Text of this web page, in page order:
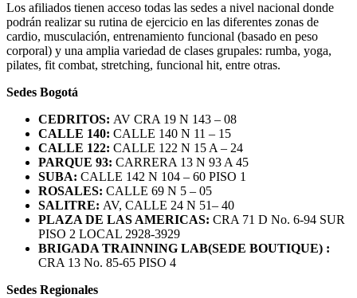
Los afiliados tienen acceso todas las sedes a nivel nacional donde
podrán realizar su rutina de ejercicio en las diferentes zonas de
cardio, musculación, entrenamiento funcional (basado en peso
corporal) y una amplia variedad de clases grupales: rumba, yoga,
pilates, fit combat, stretching, funcional hit, entre otras.
Sedes Bogotá
CEDRITOS: AV CRA 19 N 143 – 08
CALLE 140: CALLE 140 N 11 – 15
CALLE 122: CALLE 122 N 15 A – 24
PARQUE 93: CARRERA 13 N 93 A 45
SUBA: CALLE 142 N 104 – 60 PISO 1
ROSALES: CALLE 69 N 5 – 05
SALITRE: AV, CALLE 24 N 51– 40
PLAZA DE LAS AMERICAS: CRA 71 D No. 6-94 SUR
PISO 2 LOCAL 2928-3929
BRIGADA TRAINNING LAB(SEDE BOUTIQUE) :
CRA 13 No. 85-65 PISO 4
Sedes Regionales